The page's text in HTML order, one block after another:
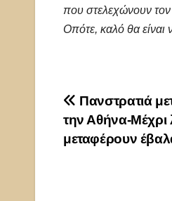
που στελεχώνουν
Οπότε, καλό θα είναι
Πλοήγηση
άρθρων
Πανστρατιά
την Αθήνα-Μέχρι
μεταφέρουν